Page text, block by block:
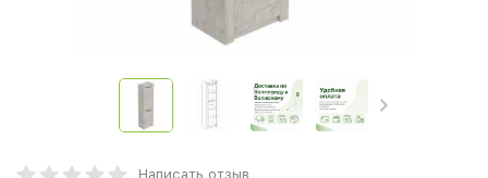
Написать отзыв